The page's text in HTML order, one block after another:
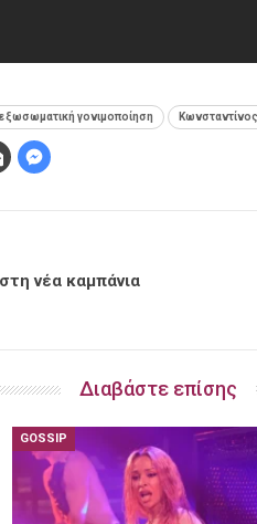
εξωσωματική γονιμοποίηση
νέα καμπάνια
Διαβάστε επίσης
GOSSIP